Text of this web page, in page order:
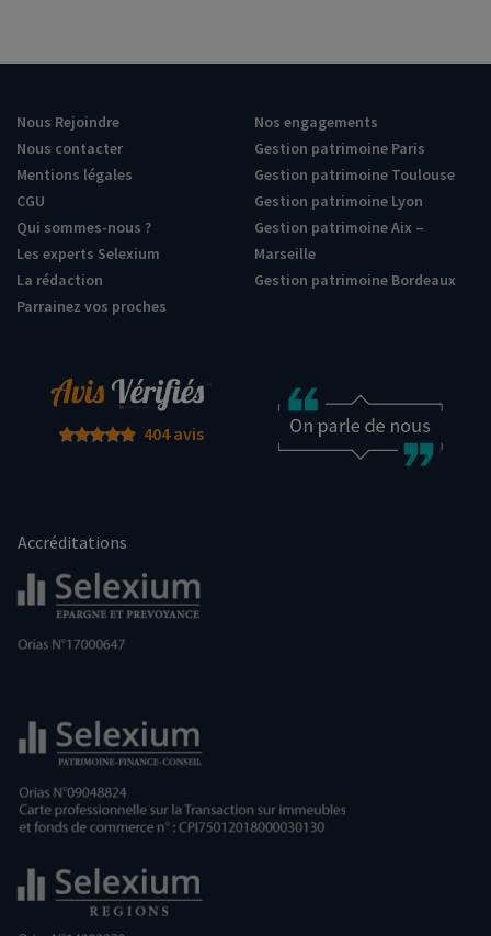
Nous Rejoindre
Nous contacter
Mentions légales
CGU
Qui sommes-nous ?
Les experts Selexium
La rédaction
Parrainez vos proches
Nos engagements
Gestion patrimoine Paris
Gestion patrimoine Toulouse
Gestion patrimoine Lyon
Gestion patrimoine Aix –
Marseille
Gestion patrimoine Bordeaux
404 avis
Accréditations